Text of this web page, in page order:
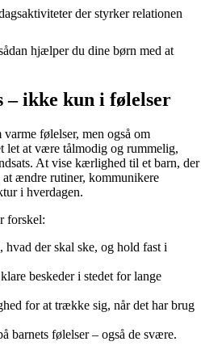
der styrker relationen
hjælper du dine børn med at
ikke kun i følelser
følelser, men også om
let at være tålmodig og rummelig,
At vise kærlighed til et barn, der
at ændre rutiner, kommunikere
i hverdagen.
forskel:
hvad der skal ske, og hold fast i
beskeder i stedet for lange
for at trække sig, når det har brug
barnets følelser – også de svære.